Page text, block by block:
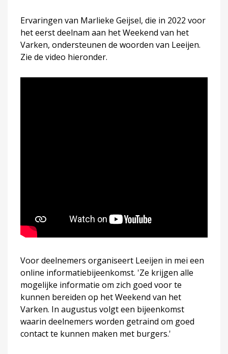
Ervaringen van Marlieke Geijsel, die in 2022 voor
het eerst deelnam aan het Weekend van het
Varken, ondersteunen de woorden van Leeijen.
Zie de video hieronder.
Voor deelnemers organiseert Leeijen in mei een
online informatiebijeenkomst. 'Ze krijgen alle
mogelijke informatie om zich goed voor te
kunnen bereiden op het Weekend van het
Varken. In augustus volgt een bijeenkomst
waarin deelnemers worden getraind om goed
contact te kunnen maken met burgers.'